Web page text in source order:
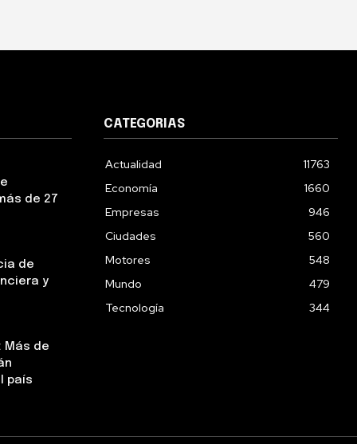
de 27
de
y
Más de
país
CATEGORIAS
Actualidad
11763
Economía
1660
Empresas
946
Ciudades
560
Motores
548
Mundo
479
Tecnología
344